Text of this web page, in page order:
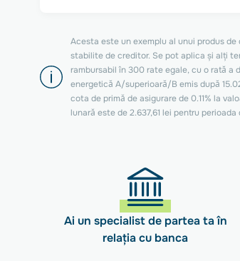
Acesta este un exemplu al unui produs
stabilite de creditor. Se pot aplica și alți
rambursabil în 300 rate egale, cu o rată a
energetică A/superioară/B emis după
cota de primă de asigurare de 0.11% la
lunară este de 2.637,61 lei pentru
Ai un specialist de partea ta în
relația cu banca